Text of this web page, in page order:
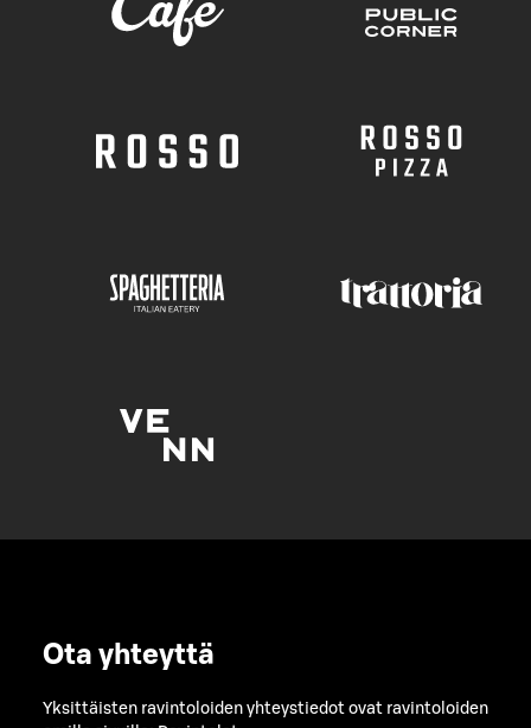
Ota yhteyttä
Yksittäisten ravintoloiden yhteystiedot ovat ravintoloiden